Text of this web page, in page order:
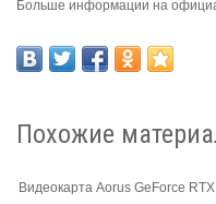
Больше информации на
Похожие
Видеокарта Aorus GeForce